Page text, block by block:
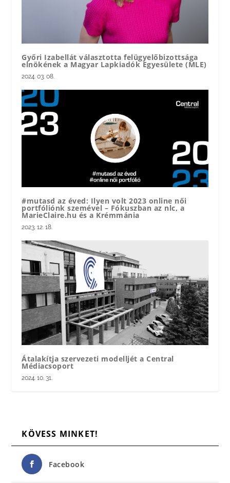
Győri Izabellát választotta felügyelőbizottsága
elnökének a Magyar Lapkiadók Egyesülete (MLE)
2024. 03. 08.
#mutasd az éved: Ilyen volt 2023 online női
portfóliónk szemével – Fókuszban az nlc, a
MarieClaire.hu és a Krémmánia
2023. 12. 18.
Átalakítja szervezeti modelljét a Central
Médiacsoport
2024. 10. 31.
KÖVESS MINKET!
Facebook